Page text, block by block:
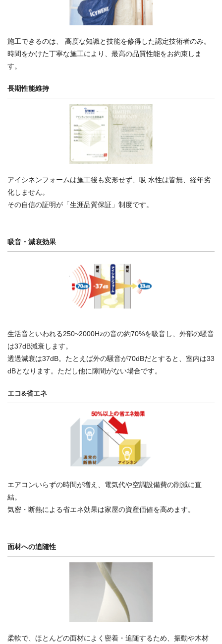
施工できるのは、 高度な知識と技能を修得した認定技術者のみ。
時間をかけた丁寧な施工により、最高の品質性能をお約束しま
す。
長期性能維持
アイシネンフォームは施工後も変形せず、吸 水性は皆無、経年劣
化しません。
その自信の証明が「生涯品質保証」制度です。
吸音・減衰効果
生活音といわれる250~2000Hzの音の約70%を吸音し、外部の騒音
は37dB減衰します。
透過減衰は37dB。たとえば外の騒音が70dBだとすると、室内は33
dBとなります。ただし他に隙間がない場合です。
エコ&省エネ
エアコンいらずの時間が増え、電気代や空調設備費の削減に直
結。
気密・断熱による省エネ効果は家屋の資産価値を高めます。
面材への追随性
柔軟で、ほとんどの面材によく密着・追随するため、振動や木材